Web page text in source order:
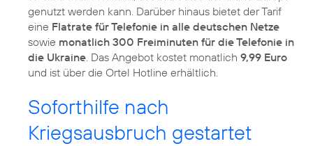
genutzt werden kann. Darüber hinaus bietet der Tarif
eine Flatrate für Telefonie in alle deutschen Netze
sowie monatlich 300 Freiminuten für die Telefonie in
die Ukraine . Das Angebot kostet monatlich 9,99 Euro
und ist über die Ortel Hotline erhältlich.
Soforthilfe nach
Kriegsausbruch gestartet